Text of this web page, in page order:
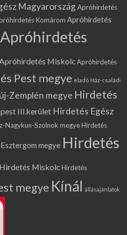
MagyarországApróhirdetés
Komárom Apróhirdetés
Apróhirdetés
MiskolcApróhirdetés
Pest megye eladó Ház-családi
Zemplén megye Hirdetés
III.kerület Hirdetés Egész
Nagykun-Szolnok megyeHirdetés
megye Hirdetés
Hirdetés MiskolcHirdetés
megye Kínál állásajánlatok